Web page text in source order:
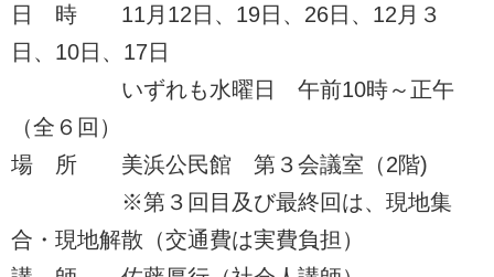
日 時 11月12日、19日、26日、12月３
日、10日、17日
いずれも水曜日 午前10時～正午
（全６回）
場 所 美浜公民館 第３会議室（2階)
※第３回目及び最終回は、現地集
合・現地解散（交通費は実費負担）